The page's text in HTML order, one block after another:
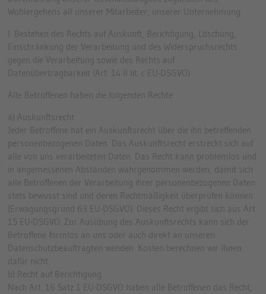
Wohlergehens all unserer Mitarbeiter, unserer Unternehmung.
I. Bestehen des Rechts auf Auskunft, Berichtigung, Löschung,
Einschränkung der Verarbeitung und des Widerspruchsrechts
gegen die Verarbeitung sowie des Rechts auf
Datenübertragbarkeit (Art. 14 II lit. c EU-DSGVO)
Alle Betroffenen haben die folgenden Rechte:
a) Auskunftsrecht
Jeder Betroffene hat ein Auskunftsrecht über die ihn betreffenden
personenbezogenen Daten. Das Auskunftsrecht erstreckt sich auf
alle von uns verarbeiteten Daten. Das Recht kann problemlos und
in angemessenen Abständen wahrgenommen werden, damit sich
alle Betroffenen der Verarbeitung ihrer personenbezogenen Daten
stets bewusst sind und deren Rechtmäßigkeit überprüfen können
(Erwägungsgrund 63 EU-DSGVO). Dieses Recht ergibt sich aus Art.
15 EU-DSGVO. Zur Ausübung des Auskunftsrechts kann sich der
Betroffene formlos an uns oder auch direkt an unseren
Datenschutzbeauftragten wenden. Kosten berechnen wir Ihnen
dafür nicht.
b) Recht auf Berichtigung
Nach Art. 16 Satz 1 EU-DSGVO haben alle Betroffenen das Recht,